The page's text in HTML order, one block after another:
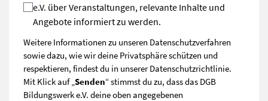
e.V. über Veranstaltungen, relevante Inhalte und
Angebote informiert zu werden.
Weitere Informationen zu unseren Datenschutzverfahren
sowie dazu, wie wir deine Privatsphäre schützen und
respektieren, findest du in unsererDatenschutzrichtlinie.
Mit Klick auf „Senden“ stimmst du zu, dass das DGB
Bildungswerk e.V. deine oben angegebenen